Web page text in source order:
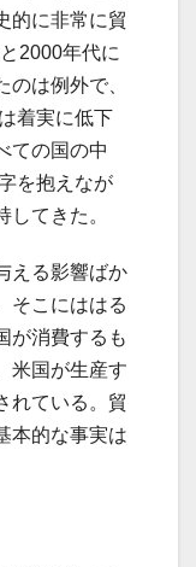
的に非常に貿
2000年代に
は例外で、
着実に低下
ての国の中
を抱えなが
てきた。
える影響ばか
そこにははる
が消費するも
米国が生産す
れている。貿
本的な事実は